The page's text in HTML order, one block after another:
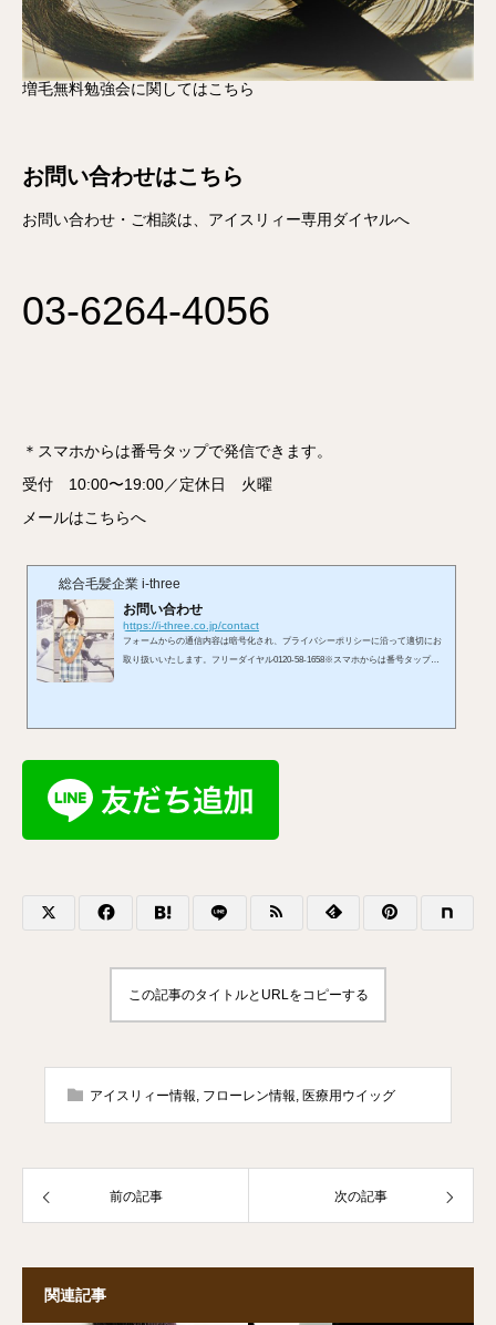
増毛無料勉強会に関してはこちら
お問い合わせはこちら
お問い合わせ・ご相談は、アイスリィー専用ダイヤルへ
03-6264-4056
＊スマホからは番号タップで発信できます。
受付 10:00〜19:00／定休日 火曜
メールはこちらへ
総合毛髪企業 i-three
お問い合わせ
https://i-three.co.jp/contact
フォームからの通信内容は暗号化され、プライバシーポリシーに沿って適切にお
取り扱いいたします。フリーダイヤル0120-58-1658※スマホからは番号タップで
この記事のタイトルとURLをコピーする
アイスリィー情報 フローレン情報 医療用ウイッグ
前の記事 次の記事
関連記事